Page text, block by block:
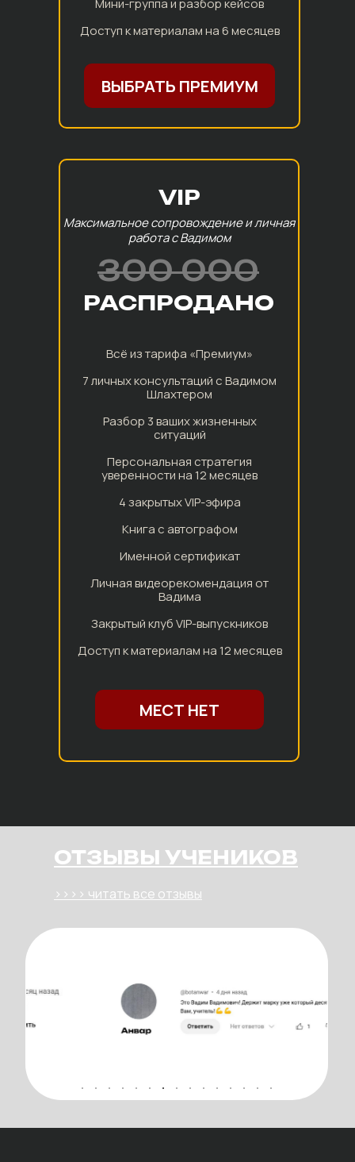
Мини-группа и разбор кейсов
Доступ к материалам на 6 месяцев
ВЫБРАТЬ ПРЕМИУМ
VIP
РАСПРОДАНО
300 000
Максимальное сопровождение и личная
работа с Вадимом
Всё из тарифа «Премиум»
7 личных консультаций с Вадимом
Шлахтером
Разбор 3 ваших жизненных
ситуаций
Персональная стратегия
уверенности на 12 месяцев
4 закрытых VIP-эфира
Книга с автографом
Именной сертификат
Личная видеорекомендация от
Вадима
Закрытый клуб VIP-выпускников
Доступ к материалам на 12 месяцев
МЕСТ НЕТ
ОТЗЫВЫ УЧЕНИКОВ
>>>> читать все отзывы